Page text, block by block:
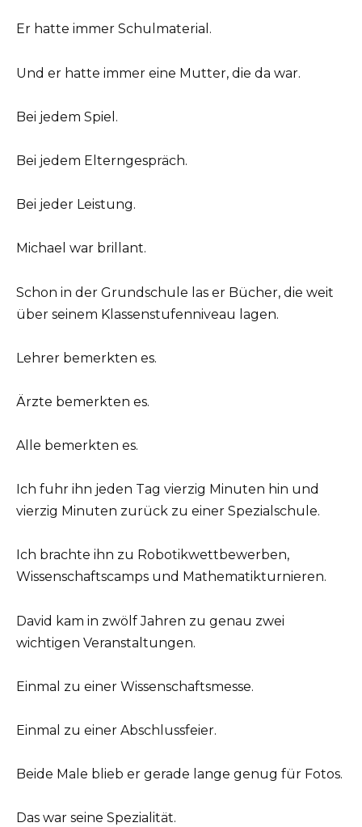
Er hatte immer Schulmaterial.
Und er hatte immer eine Mutter, die da war.
Bei jedem Spiel.
Bei jedem Elterngespräch.
Bei jeder Leistung.
Michael war brillant.
Schon in der Grundschule las er Bücher, die weit
über seinem Klassenstufenniveau lagen.
Lehrer bemerkten es.
Ärzte bemerkten es.
Alle bemerkten es.
Ich fuhr ihn jeden Tag vierzig Minuten hin und
vierzig Minuten zurück zu einer Spezialschule.
Ich brachte ihn zu Robotikwettbewerben,
Wissenschaftscamps und Mathematikturnieren.
David kam in zwölf Jahren zu genau zwei
wichtigen Veranstaltungen.
Einmal zu einer Wissenschaftsmesse.
Einmal zu einer Abschlussfeier.
Beide Male blieb er gerade lange genug für Fotos.
Das war seine Spezialität.